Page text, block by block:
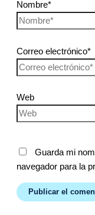
Nombre*
Correo electrónico*
Web
Guarda mi
navegador para la